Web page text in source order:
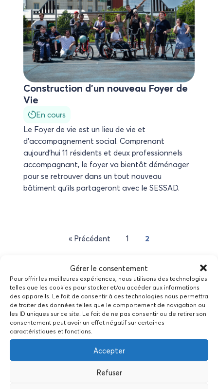
Gérer le consentement
Pour offrir les meilleures expériences, nous utilisons des technologies
telles que les cookies pour stocker et/ou accéder aux informations
des appareils. Le fait de consentir à ces technologies nous permettra
de traiter des données telles que le comportement de navigation ou
les ID uniques sur ce site. Le fait de ne pas consentir ou de retirer son
consentement peut avoir un effet négatif sur certaines
caractéristiques et fonctions.
Accepter
Refuser
Construction d’un nouveau Foyer de
Vie
En cours
Le Foyer de vie est un lieu de vie et
d’accompagnement social. Comprenant
aujourd’hui 11 résidents et deux professionnels
accompagnant, le foyer va bientôt déménager
pour se retrouver dans un tout nouveau
bâtiment qu’ils partageront avec le SESSAD.
« Précédent 1 2
Aidez-nous à améliorer la
qualité de vie des
personnes en situation de
handicap !
Nous avons besoin de vous pour améliorer au